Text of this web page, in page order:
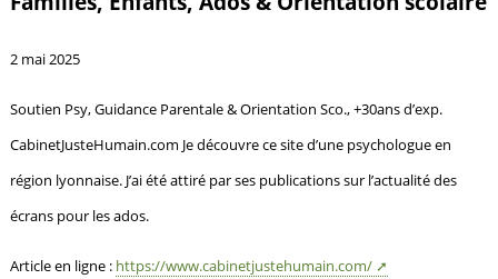
2 mai 2025
Soutien Psy, Guidance Parentale & Orientation Sco., +30ans d’exp.
CabinetJusteHumain.com Je découvre ce site d’une psychologue en
région lyonnaise. J’ai été attiré par ses publications sur l’actualité des
écrans pour les ados.
Article en ligne : https://www.cabinetjustehumain.com/